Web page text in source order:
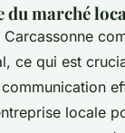
du marché
ce qui est
locale